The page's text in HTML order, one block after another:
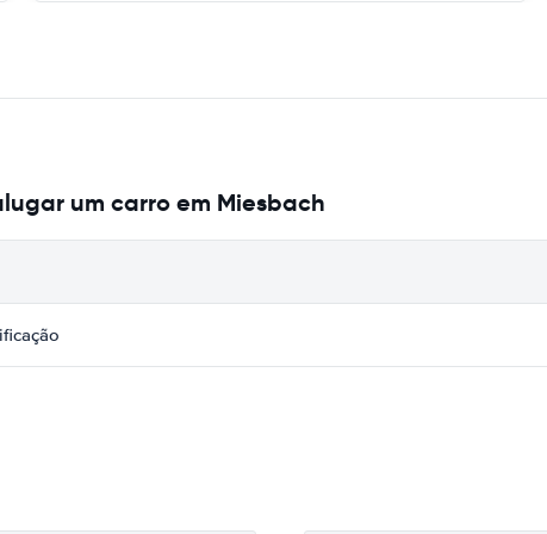
um carro em Miesbach